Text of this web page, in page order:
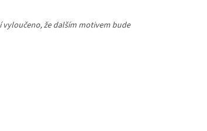
že dalším motivem bude